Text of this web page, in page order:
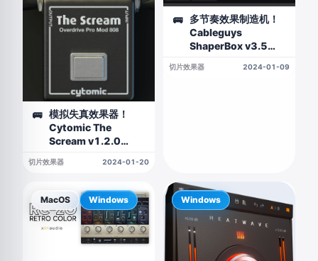
🚌
模拟失真效果器！
Cytomic The
Scream v1.2.0
切片效果器 2024-01-20
🚌
多节奏效果制造机！
Cableguys
ShaperBox v3.5
切片效果器 2024-01-09
MacOS Windows Windows